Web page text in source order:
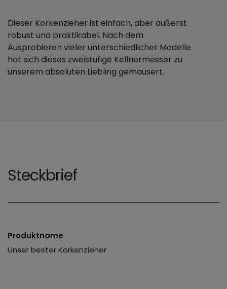
Dieser Korkenzieher ist einfach, aber äußerst
robust und praktikabel. Nach dem
Ausprobieren vieler unterschiedlicher Modelle
hat sich dieses zweistufige Kellnermesser zu
unserem absoluten Liebling gemausert.
Steckbrief
Produktname
Unser bester Korkenzieher